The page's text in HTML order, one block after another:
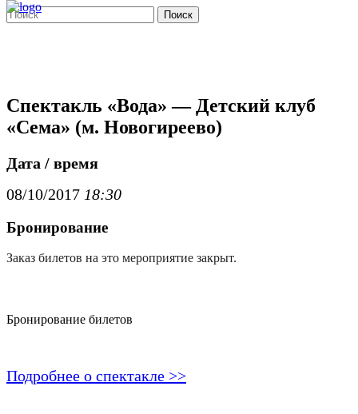
Поиск
Спектакль «Вода» — Детский клуб
«Сема» (м. Новогиреево)
Дата / время
08/10/2017 18:30
Бронирование
Заказ билетов на это мероприятие закрыт.
Бронирование билетов
Подробнее о спектакле >>